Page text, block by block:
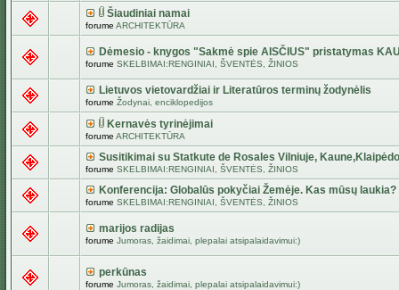
Šiaudiniai namai
forume ARCHITEKTŪRA
Dėmesio - knygos "Sakmė spie AISČIUS" pristatymas
forume SKELBIMAI:RENGINIAI, ŠVENTĖS, ŽINIOS
Lietuvos vietovardžiai ir Literatūros terminų žodynėlis
forume Žodynai, enciklopedijos
Kernavės tyrinėjimai
forume ARCHITEKTŪRA
Susitikimai su Statkute de Rosales Vilniuje,
forume SKELBIMAI:RENGINIAI, ŠVENTĖS, ŽINIOS
Konferencija: Globalūs pokyčiai Žemėje. Kas mūsų laukia?
forume SKELBIMAI:RENGINIAI, ŠVENTĖS, ŽINIOS
marijos radijas
forume Jumoras, žaidimai, plepalai atsipalaidavimui:)
perkūnas
forume Jumoras, žaidimai, plepalai atsipalaidavimui:)